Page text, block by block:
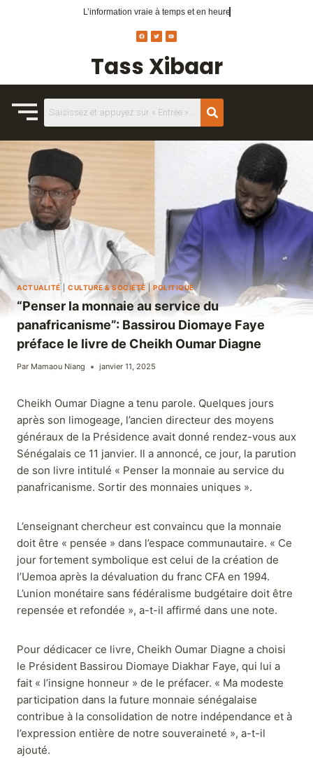
Tass Xibaar
L’information vraie à temps et en heure
ACTUALITÉ CULTURE & SOCIÉTÉ POLITIQUE
“Penser la monnaie au service du
panafricanisme”: Bassirou Diomaye Faye
préface le livre de Cheikh Oumar Diagne
Par Mamaou Niang janvier 11, 2025
Cheikh Oumar Diagne a tenu parole. Quelques jours
après son limogeage, l’ancien directeur des moyens
généraux de la Présidence avait donné rendez-vous aux
Sénégalais ce 11 janvier. Il a annoncé, ce jour, la parution
de son livre intitulé « Penser la monnaie au service du
panafricanisme. Sortir des monnaies uniques ».
L’enseignant chercheur est convaincu que la monnaie
doit être « pensée » dans l’espace communautaire. « Ce
jour fortement symbolique est celui de la création de
l’Uemoa après la dévaluation du franc CFA en 1994.
L’union monétaire sans fédéralisme budgétaire doit être
repensée et refondée », a-t-il affirmé dans une note.
Pour dédicacer ce livre, Cheikh Oumar Diagne a choisi
le Président Bassirou Diomaye Diakhar Faye, qui lui a
fait « l’insigne honneur » de le préfacer. « Ma modeste
participation dans la future monnaie sénégalaise
contribue à la consolidation de notre indépendance et à
l’expression entière de notre souveraineté », a-t-il
ajouté.